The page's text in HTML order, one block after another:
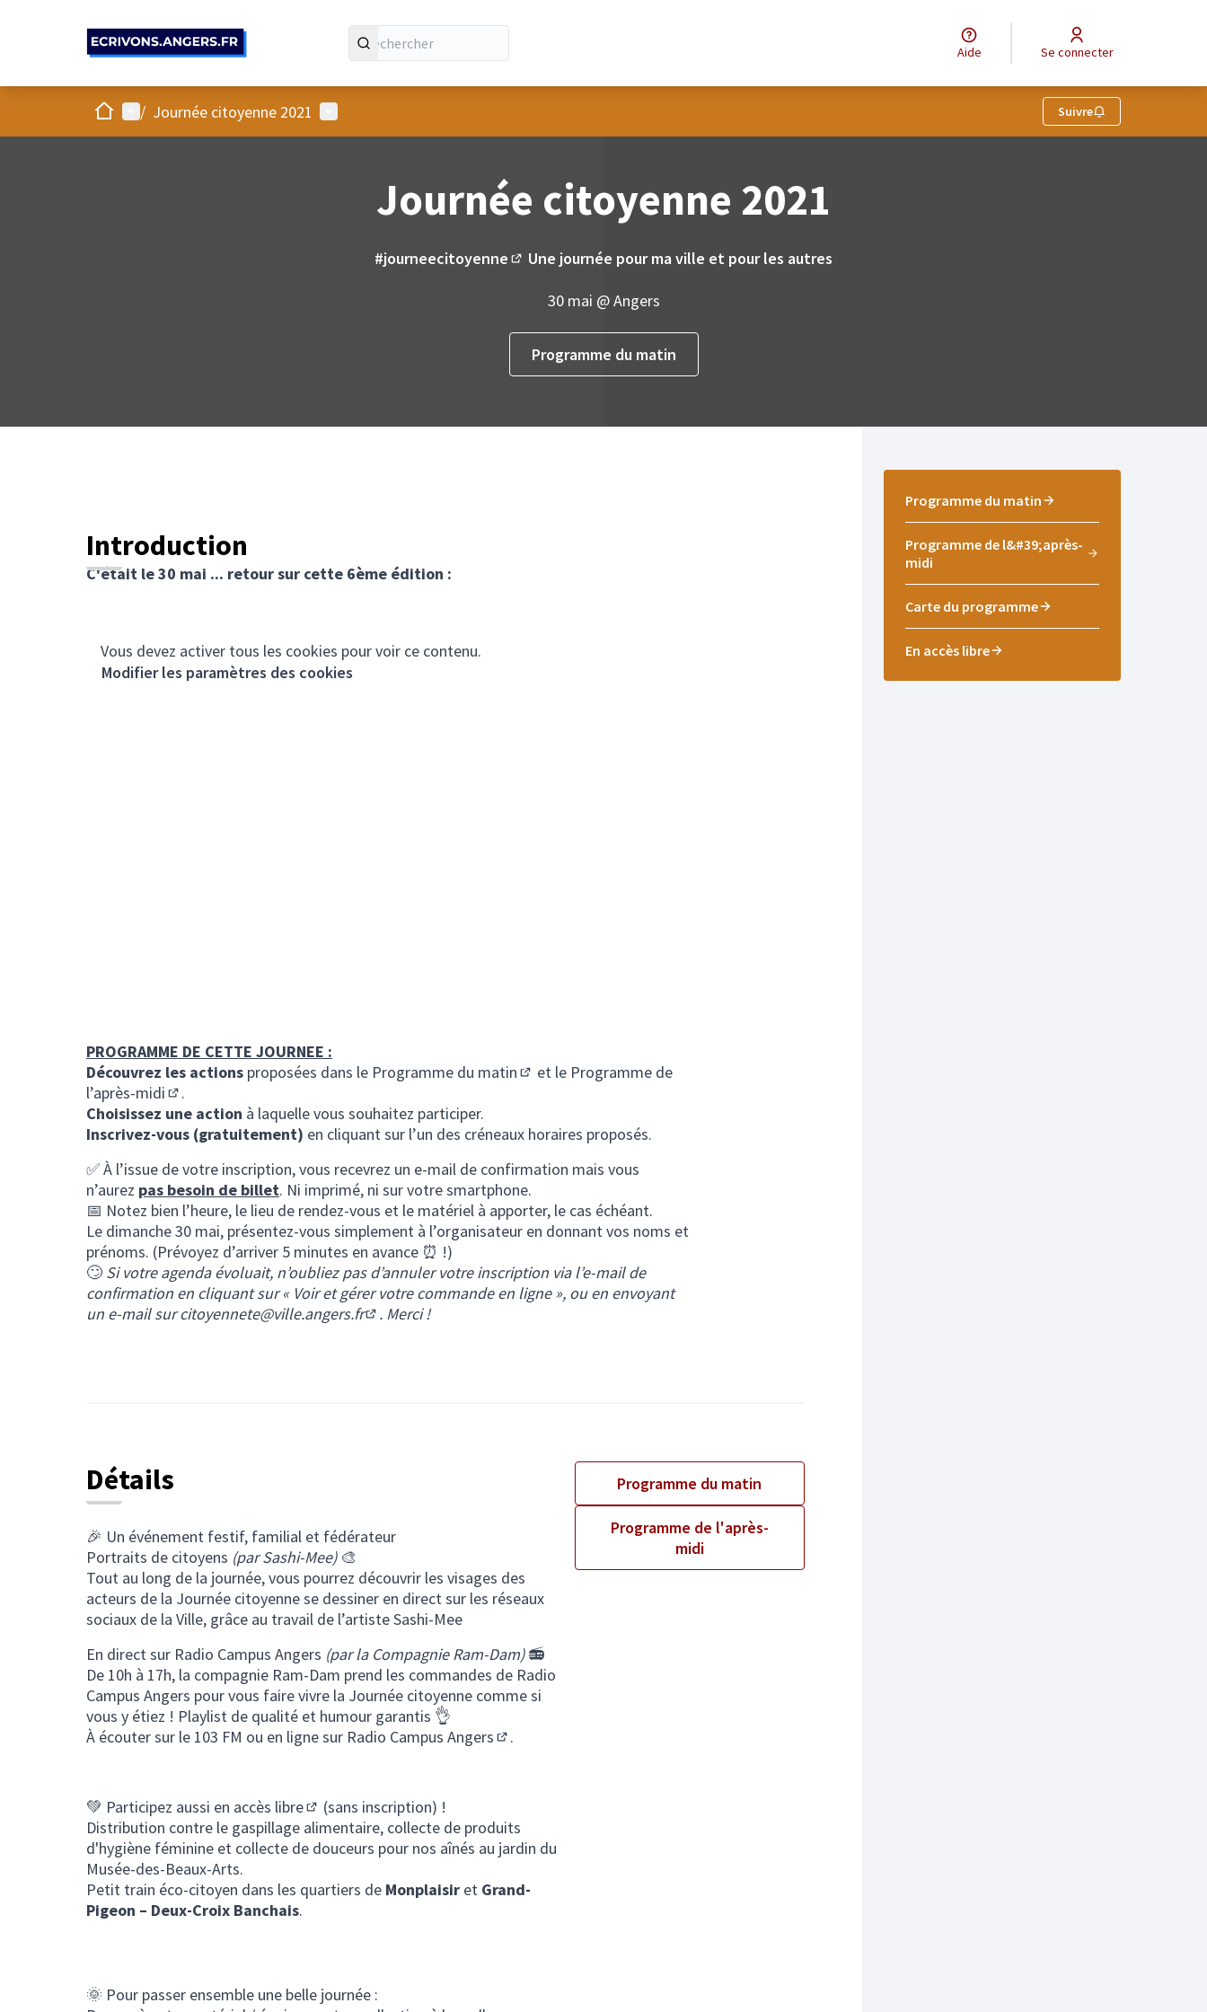
Aide Se connecter
AccueilMenu principal
/ Journée citoyenne 2021 Menu utilisateur Suivre
Journée citoyenne 2021
#journeecitoyenne
(Lien externe)
Une journée pour ma ville et pour les autres
30 mai @ Angers
Programme du matin
Programme du matin
Programme de l&#39;après-
midi
Carte du programme
En accès libre
Introduction
C'était le 30 mai ... retour sur cette 6ème édition :
Vous devez activer tous les cookies pour voir ce contenu.
Modifier les paramètres des cookies
PROGRAMME DE CETTE JOURNEE :
Découvrez les actions proposées dans le Programme du matin
(S'ouvre dans un nouvel onglet)
et le Programme de
l’après-midi
(S'ouvre dans un nouvel onglet)
.
Choisissez une action à laquelle vous souhaitez participer.
Inscrivez-vous (gratuitement) en cliquant sur l’un des créneaux horaires proposés.
✅ À l’issue de votre inscription, vous recevrez un e-mail de confirmation mais vous
n’aurez pas besoin de billet. Ni imprimé, ni sur votre smartphone.
📅 Notez bien l’heure, le lieu de rendez-vous et le matériel à apporter, le cas échéant.
Le dimanche 30 mai, présentez-vous simplement à l’organisateur en donnant vos noms et
prénoms. (Prévoyez d’arriver 5 minutes en avance ⏰ !)
🙄 Si votre agenda évoluait, n’oubliez pas d’annuler votre inscription via l’e-mail de
confirmation en cliquant sur « Voir et gérer votre commande en ligne », ou en envoyant
un e-mail surcitoyennete@ville.angers.fr . Merci !
Détails
🎉 Un événement festif, familial et fédérateur
Portraits de citoyens (par Sashi-Mee) 🎨
Tout au long de la journée, vous pourrez découvrir les visages des
acteurs de la Journée citoyenne se dessiner en direct sur les réseaux
sociaux de la Ville, grâce au travail de l’artiste Sashi-Mee
En direct sur Radio Campus Angers (par la Compagnie Ram-Dam)📻
De 10h à 17h, la compagnie Ram-Dam prend les commandes de Radio
Campus Angers pour vous faire vivre la Journée citoyenne comme si
vous y étiez ! Playlist de qualité et humour garantis 👌
À écouter sur le 103 FM ou en ligne sur Radio Campus Angers .
💚 Participez aussi en accès libre
(S'ouvre dans un nouvel onglet)
(sans inscription) !
Distribution contre le gaspillage alimentaire, collecte de produits
d'hygiène féminine et collecte de douceurs pour nos aînés au jardin du
Musée-des-Beaux-Arts.
Petit train éco-citoyen dans les quartiers de Monplaisir et Grand-
Pigeon – Deux-Croix Banchais.
🌞 Pour passer ensemble une belle journée :
Programme du matin
Programme de l'après-
midi